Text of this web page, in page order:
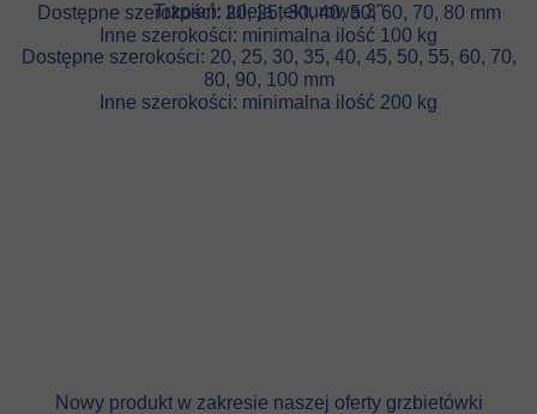
Dostępne szerokości: 20, 25, 30, 40, 50, 60, 70, 80 mm
Inne szerokości: minimalna ilość 100 kg
Nowy produkt w zakresie naszej oferty grzbietówki
Trzpień: tuleja tekturowa 3"
Dostępne szerokości: 20, 25, 30, 35, 40, 45, 50, 55, 60, 70,
80, 90, 100 mm
Inne szerokości: minimalna ilość 200 kg